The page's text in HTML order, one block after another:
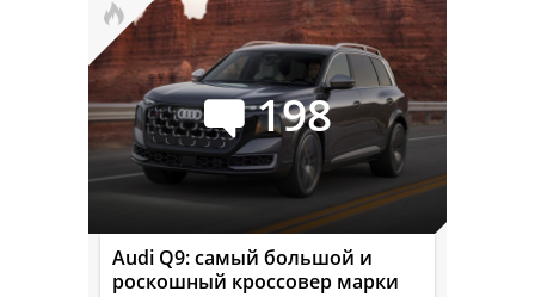
198
Audi Q9: самый большой и
роскошный кроссовер марки